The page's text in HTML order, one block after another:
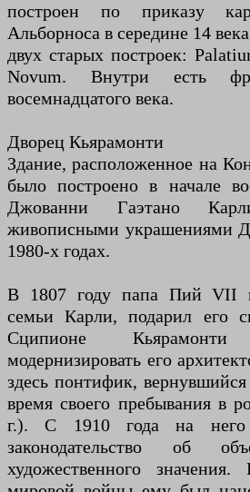
построен по приказу
Альборноса в середине 14
двух старых построек:
Novum. Внутри есть
восемнадцатого века.
Дворец Кьярамонти
Здание, расположенное на
было построено в начале
Джованни Гаэтано
живописными украшениями
1980-х годах.
В 1807 году папа Пий VII
семьи Карли, подарил его
Сципионе
модернизировать его
здесь понтифик,
время своего пребывания в
г.). С 1910 года на него
законодательство об
художественного